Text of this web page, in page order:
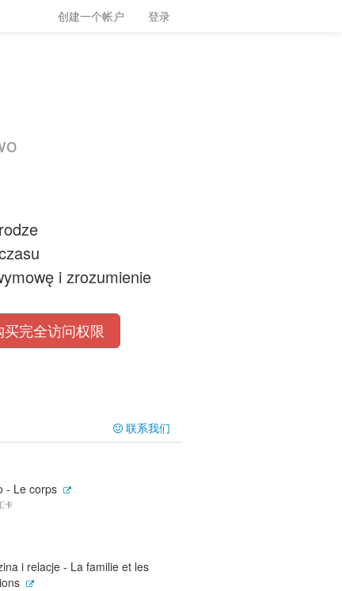
创建一个帐户 登录
i zrozumienie
完全访问权限
联系我们
- Le corps
卡
i relacje - La familie et les